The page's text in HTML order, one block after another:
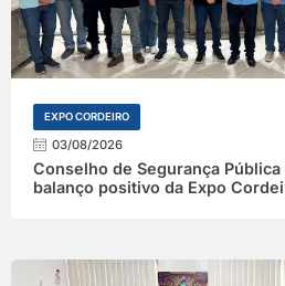
EXPO CORDEIRO
03/08/2026
Conselho de Segurança
balanço positivo da Expo